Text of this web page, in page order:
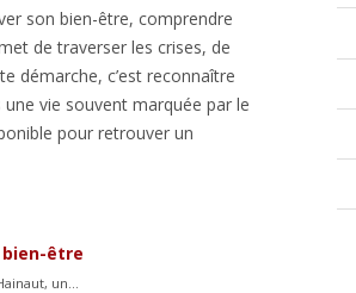
son bien-être, comprendre
de traverser les crises, de
démarche, c’est reconnaître
vie souvent marquée par le
pour retrouver un
être
un...